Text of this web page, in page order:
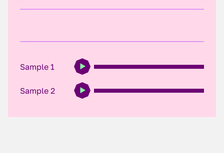
Sample 1
Sample 2